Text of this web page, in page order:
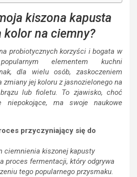
kiszona kapusta
kolor na ciemny?
probiotycznych korzyści i bogata w
elementem kuchni
dla wielu osób, zaskoczeniem
zmiany jej koloru z jasnozielonego na
lub fioletu. To zjawisko, choć
niepokojące, ma swoje naukowe
przyczyniający się do
ciemnienia kiszonej kapusty
proces fermentacji, który odgrywa
tego popularnego przysmaku.